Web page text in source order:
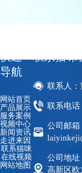
快速
导航
网站首页
产品展示
服务案例
视频中心
新闻资讯
走进来因
联系猫咪
在线视频
网站地图
联系猫咪
联系人
联系电话
公司邮箱
公司地址
高新区